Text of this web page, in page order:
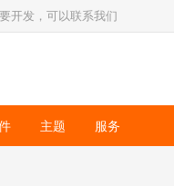
开发，可以联系我们
主题 服务